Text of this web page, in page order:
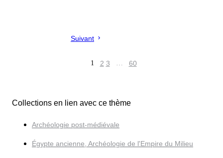
Suivant
1 2 3 … 60
Collections en lien avec ce thème
Archéologie post-médiévale
Égypte ancienne, Archéologie de l'Empire du Milieu